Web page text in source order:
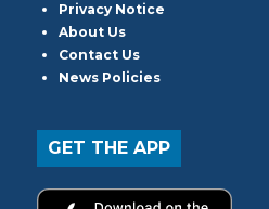
Privacy Notice
About Us
Contact Us
News Policies
GET THE APP